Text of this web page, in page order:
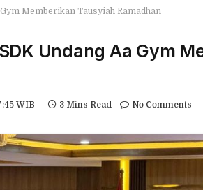
Memberikan Tausyiah Ramadhan
Undang Aa Gym
WIB 3 Mins Read No Comments